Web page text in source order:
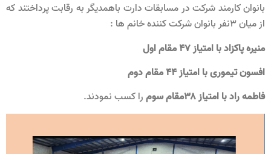
بانوان کارمند شرکت در مسابقات دارت باهمدیگر به رقابت پرداختند که
از میان ۳نفر بانوان شرکت کننده خانم ها :
منیره پاکزاد با امتیاز ۴۷ مقام اول
افسون تیموری با امتیاز ۴۴ مقام دوم
فاطمه راد با امتیاز ۳۸مقام سوم
را کسب نمودند‌.